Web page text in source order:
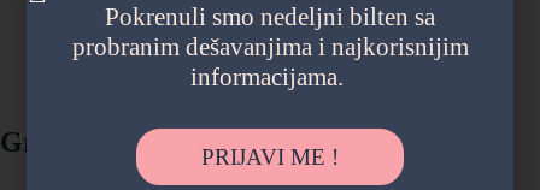
Gradski parkovi i šume
Pokrenuli smo nedeljni bilten sa
probranim dešavanjima i najkorisnijim
informacijama.
PRIJAVI ME !